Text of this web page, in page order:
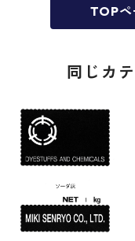
TOPペ
同じカ